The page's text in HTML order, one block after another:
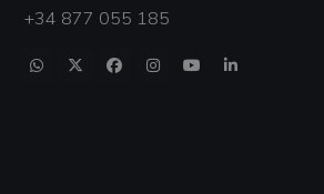
+34 877 055 185